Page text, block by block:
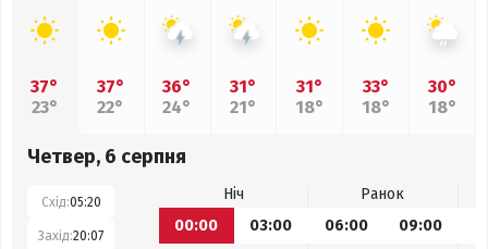
37°
23°
37°
22°
36°
24°
31°
21°
31°
18°
33°
18°
30°
18°
Четвер, 6 серпня
Схід:05:20
Захід:20:07
Ніч
Ранок
00:00
03:00 06:00 09:00